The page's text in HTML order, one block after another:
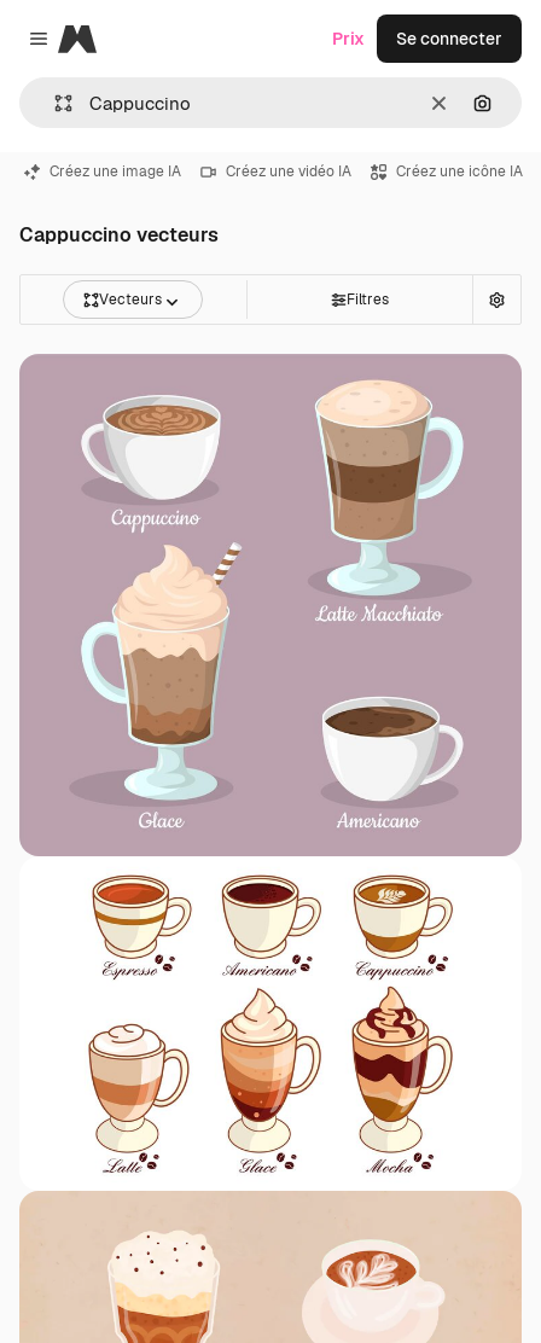
Close menu
Magnific
Effacer
Prix Se connecter
Créez une image IA Créez une vidéo IA Créez une icône IA
Cappuccino vecteurs
Vecteurs Filtres